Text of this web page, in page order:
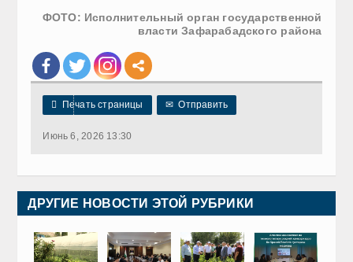
ФОТО: Исполнительный орган государственной
власти Зафарабадского района
 Печать страницы ✉ Отправить
Июнь 6, 2026 13:30
ДРУГИЕ НОВОСТИ ЭТОЙ РУБРИКИ